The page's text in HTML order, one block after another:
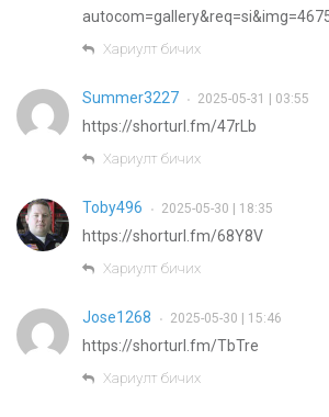
Хариулт бичих
Summer3227 • 2025-05-31 | 03:55
https://shorturl.fm/47rLb
Хариулт бичих
Toby496 • 2025-05-30 | 18:35
https://shorturl.fm/68Y8V
Хариулт бичих
Jose1268 • 2025-05-30 | 15:46
https://shorturl.fm/TbTre
Хариулт бичих